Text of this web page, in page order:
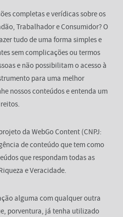
completas e verídicas sobre os
Trabalhador e Consumidor? O
tudo de uma forma simples e
sem complicações ou termos
e não possibilitam o acesso à
para uma melhor
nossos conteúdos e entenda um
da WebGo Content (CNPJ:
de conteúdo que tem como
que respondam todas as
e Veracidade.
alguma com qualquer outra
porventura, já tenha utilizado